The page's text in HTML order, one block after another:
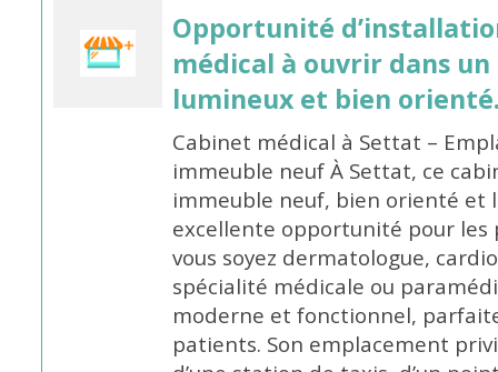
Opportunité
médical à ouvrir dans
lumineux et bien
Cabinet médical à Settat –
immeuble neuf À Settat, ce
immeuble neuf, bien orienté et
excellente opportunité pour les
vous soyez dermatologue,
spécialité médicale ou
moderne et fonctionnel,
patients. Son emplacement